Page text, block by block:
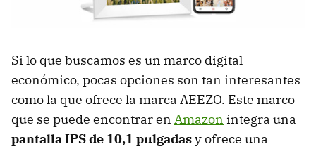
Si lo que buscamos es un marco digital
económico, pocas opciones son tan interesantes
como la que ofrece la marca AEEZO. Este marco
que se puede encontrar en Amazon integra una
pantalla IPS de 10,1 pulgadasy ofrece una